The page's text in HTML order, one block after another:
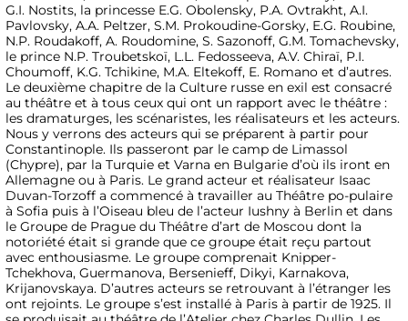
G.I. Nostits, la princesse E.G. Obolensky, P.A. Ovtrakht, A.I.
Pavlovsky, A.A. Peltzer, S.M. Prokoudine-Gorsky, E.G. Roubine,
N.P. Roudakoff, A. Roudomine, S. Sazonoff, G.M. Tomachevsky,
le prince N.P. Troubetskoï, L.L. Fedosseeva, A.V. Chiraï, P.I.
Choumoff, K.G. Tchikine, M.A. Eltekoff, E. Romano et d’autres.
Le deuxième chapitre de la Culture russe en exil est consacré
au théâtre et à tous ceux qui ont un rapport avec le théâtre :
les dramaturges, les scénaristes, les réalisateurs et les acteurs.
Nous y verrons des acteurs qui se préparent à partir pour
Constantinople. Ils passeront par le camp de Limassol
(Chypre), par la Turquie et Varna en Bulgarie d’où ils iront en
Allemagne ou à Paris. Le grand acteur et réalisateur Isaac
Duvan-Torzoff a commencé à travailler au Théâtre po-pulaire
à Sofia puis à l’Oiseau bleu de l’acteur Iushny à Berlin et dans
le Groupe de Prague du Théâtre d’art de Moscou dont la
notoriété était si grande que ce groupe était reçu partout
avec enthousiasme. Le groupe comprenait Knipper-
Tchekhova, Guermanova, Bersenieff, Dikyi, Karnakova,
Krijanovskaya. D’autres acteurs se retrouvant à l’étranger les
ont rejoints. Le groupe s’est installé à Paris à partir de 1925. Il